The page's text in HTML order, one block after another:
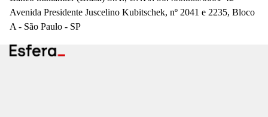
Avenida Presidente Juscelino Kubitschek, nº 2041 e 2235, Bloco
A - São Paulo - SP